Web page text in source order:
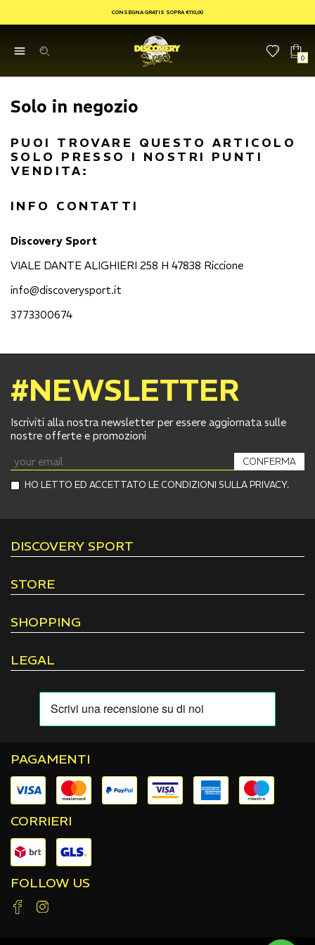
CONSEGNA GRATIS SOPRA €110,00
0
Solo in negozio
PUOI TROVARE QUESTO ARTICOLO
SOLO PRESSO I NOSTRI PUNTI
VENDITA:
INFO CONTATTI
Discovery Sport
VIALE DANTE ALIGHIERI 258 H 47838 Riccione
info@discoverysport.it
3773300674
#NEWSLETTER
Iscriviti alla nostra newsletter per essere aggiornata sulle
nostre offerte e promozioni
HO LETTO ED ACCETTATO LE CONDIZIONI SULLA PRIVACY.
CONFERMA
DISCOVERY SPORT
STORE
SHOPPING
LEGAL
PAGAMENTI
CORRIERI
FOLLOW US